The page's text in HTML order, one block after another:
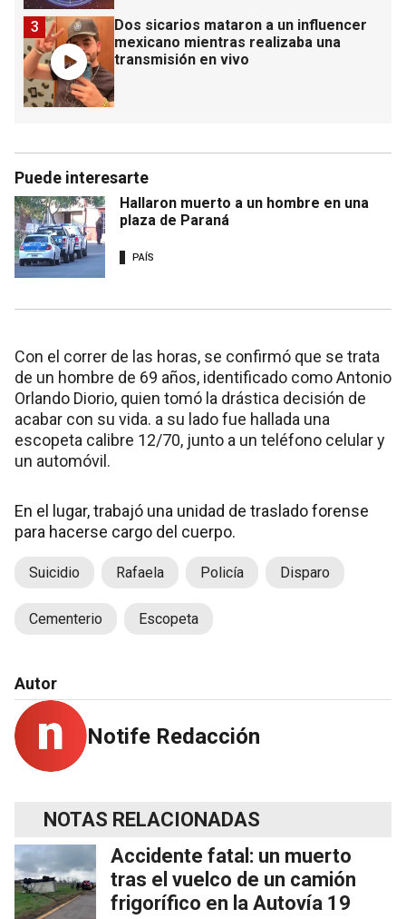
Dos sicarios mataron a un influencer
mexicano mientras realizaba una
transmisión en vivo
3
Puede interesarte
Hallaron muerto a un hombre en una
plaza de Paraná
PAÍS
Con el correr de las horas, se confirmó que se trata
de un hombre de 69 años, identificado como Antonio
Orlando Diorio, quien tomó la drástica decisión de
acabar con su vida. a su lado fue hallada una
escopeta calibre 12/70, junto a un teléfono celular y
un automóvil.
En el lugar, trabajó una unidad de traslado forense
para hacerse cargo del cuerpo.
Suicidio Rafaela Policía Disparo
Cementerio Escopeta
Autor
Notife Redacción
NOTAS RELACIONADAS
Accidente fatal: un muerto
tras el vuelco de un camión
frigorífico en la Autovía 19